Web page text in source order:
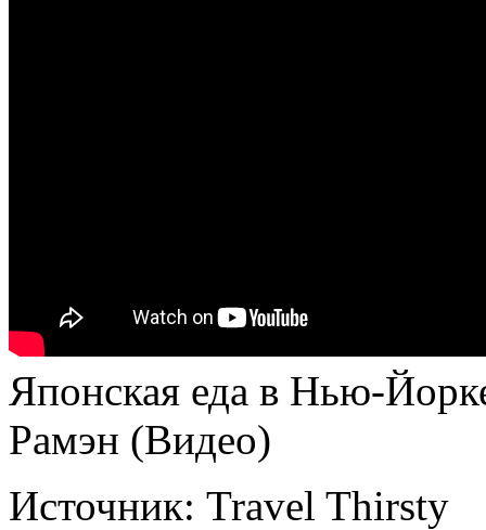
Японская еда в Нью-
Рамэн (Видео)
Источник: Travel Thirsty